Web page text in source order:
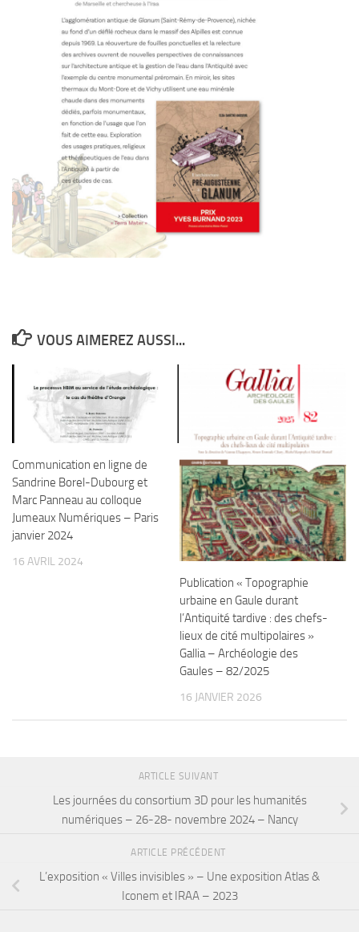
VOUS AIMEREZ AUSSI...
Communication en ligne de
Sandrine Borel-Dubourg et
Marc Panneau au colloque
Jumeaux Numériques – Paris
janvier 2024
16 AVRIL 2024
Publication « Topographie
urbaine en Gaule durant
l’Antiquité tardive : des chefs-
lieux de cité multipolaires »
Gallia – Archéologie des
Gaules – 82/2025
16 JANVIER 2026
ARTICLE SUIVANT
Les journées du consortium 3D pour les humanités
numériques – 26-28- novembre 2024 – Nancy
ARTICLE PRÉCÉDENT
L’exposition « Villes invisibles » – Une exposition Atlas &
Iconem et IRAA – 2023